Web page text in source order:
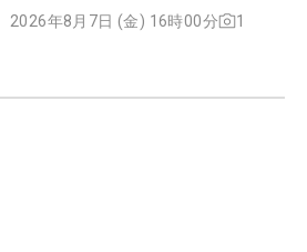
2026年8月7日 (金) 16時00分 1